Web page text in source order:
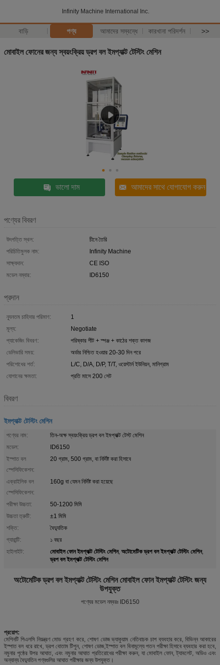
Infinity Machine International Inc.
বাড়ি পণ্য আমাদের সম্বন্ধে কারখানা পরিদর্শন >>
মোবাইল ফোনের জন্য স্বয়ংক্রিয় ড্রপ বল ইমপ্যাক্ট টেস্টিং মেশিন
ভালো দাম আমাদের সাথে যোগাযোগ করুন
পণ্যের বিবরণ
উৎপত্তি স্থল:
চীনে তৈরি
পরিচিতিমুলক নাম:
Infinity Machine
সাক্ষ্যদান:
CE ISO
মডেল নম্বার:
ID6150
প্রদান
ন্যূনতম চাহিদার পরিমাণ:
1
মূল্য:
Negotiate
প্যাকেজিং বিবরণ:
পরিষ্কার শীট + স্পঞ্জ + কাঠের শক্ত কাগজ
ডেলিভারি সময়:
অর্ডার নিশ্চিত হওয়ার 20-30 দিন পরে
পরিশোধের শর্ত:
L/C, D/A, D/P, T/T, ওয়েস্টার্ন ইউনিয়ন, মানিগ্রাম
যোগানের ক্ষমতা:
প্রতি মাসে 200 সেট
বিবরণ
ইমপ্যাক্ট টেস্টিং মেশিন
পণ্যের নাম:
তিন-অক্ষ স্বয়ংক্রিয় ড্রপ বল ইমপ্যাক্ট টেস্ট মেশিন
মডেল:
ID6150
ইস্পাত বল
স্পেসিফিকেশন:
20 গ্রাম, 500 গ্রাম, বা নির্দিষ্ট করা হিসাবে
এক্রাইলিক বল
স্পেসিফিকেশন:
160g বা যেমন নির্দিষ্ট করা হয়েছে
পরীক্ষা উচ্চতা:
50-1200 মিমি
উচ্চতা ত্রুটি:
±1 মিমি
শক্তি:
বৈদ্যুতিক
গ্যারান্টি:
১ বছর
হাইলাইট:
মোবাইল ফোন ইমপ্যাক্ট টেস্টিং মেশিন, অটোমেটিক ড্রপ বল ইমপ্যাক্ট টেস্টিং মেশিন,
ড্রপ বল ইমপ্যাক্ট টেস্টিং মেশিন
অটোমেটিক ড্রপ বল ইমপ্যাক্ট টেস্টিং মেশিন মোবাইল ফোন ইমপ্যাক্ট টেস্টিং জন্য
উপযুক্ত
পণ্যের মডেল নম্বরঃ ID6150
প্রয়োগ:
মেশিনটি পিএলসি নিয়ন্ত্রণ মোড গ্রহণ করে, শোষণ ডোজ ভ্যাকুয়াম নেতিবাচক চাপ ব্যবহার করে, বিভিন্ন আকারের
ইস্পাত বল ধরে রাখে, ড্রপ বোতাম টিপুন, শোষণ ডোজ,ইস্পাত বল বিনামূল্যে পতন পরীক্ষা হিসাবে ব্যবহার করা হবে,
নমুনার পৃষ্ঠের উপর আঘাত, এবং নমুনার আঘাত প্রতিরোধের পরীক্ষা করুন, যা মোবাইল ফোন, ট্যাবলেট, অডিও এবং
অন্যান্য বৈদ্যুতিন পণ্যগুলির আঘাত পরীক্ষার জন্য উপযুক্ত।